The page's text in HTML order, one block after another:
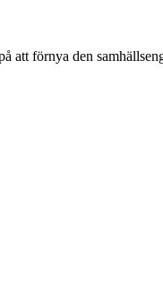
att förnya den